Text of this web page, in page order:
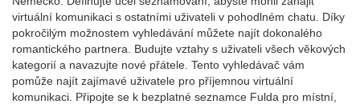
virtuální komunikaci s ostatními uživateli v pohodlném chatu. Díky
pokročilým možnostem vyhledávání můžete najít dokonalého
romantického partnera. Budujte vztahy s uživateli všech věkových
kategorií a navazujte nové přátele. Tento vyhledávač vám
pomůže najít zajímavé uživatele pro příjemnou virtuální
komunikaci. Připojte se k bezplatné seznamce Fulda pro místní,